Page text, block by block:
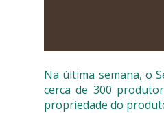
Na última semana, o
cerca de 300
propriedade do